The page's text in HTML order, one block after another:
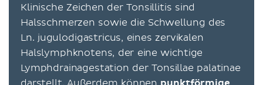
Klinische Zeichen der Tonsillitis sind
Halsschmerzen sowie die Schwellung des
Ln. jugulodigastricus, eines zervikalen
Halslymphknotens, der eine wichtige
Lymphdrainagestation der Tonsillae palatinae